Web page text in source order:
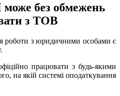
без обмежень
з ТОВ
роботи з юридичними особами є
працювати з будь-якими
на якій системі оподаткування